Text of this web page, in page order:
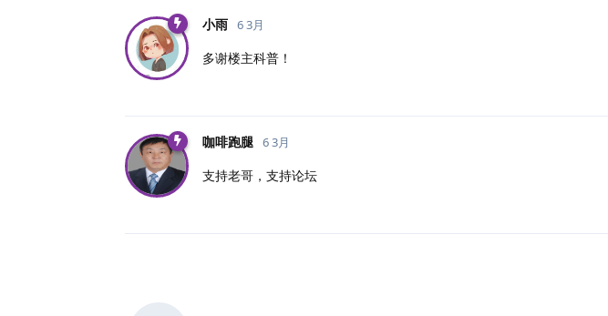
小雨 6 3月
多谢楼主科普！
咖啡跑腿 6 3月
支持老哥，支持论坛